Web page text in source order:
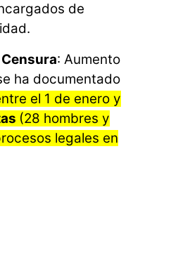
de
Censura: Aumento
ha documentado
el 1 de enero y
(28 hombres y
legales en